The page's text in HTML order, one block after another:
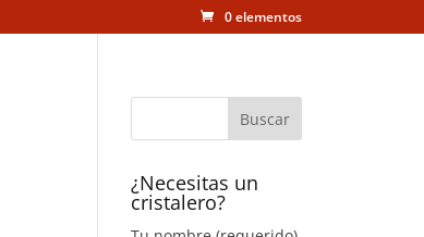
0 elementos
¿Necesitas un
cristalero?